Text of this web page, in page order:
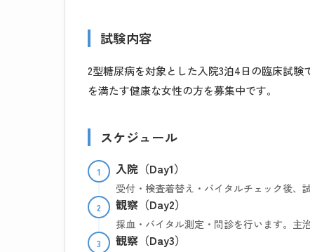
試験内容
2型糖尿病を対象とした入院3泊4日の臨床試
を満たす健康な女性の方を募集中です。
スケジュール
1 入院（Day1）
受付・検査着替え・バイタルチェック後、
2 観察（Day2）
採血・バイタル測定・問診を行います。主
3 観察（Day3）